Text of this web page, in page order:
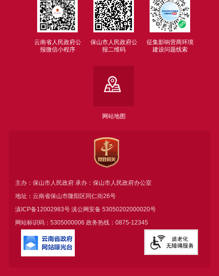
云南省人民政府公
报微信小程序
保山市人民政府公
报二维码
征集影响营商环境
建设问题线索
网站地图
主办：保山市人民政府 承办：保山市人民政府办公室
地址：云南省保山市隆阳区同仁街26号
滇ICP备12002983号滇公网安备 53050202000020号
网站标识码：5305000006 政务热线：0875-12345